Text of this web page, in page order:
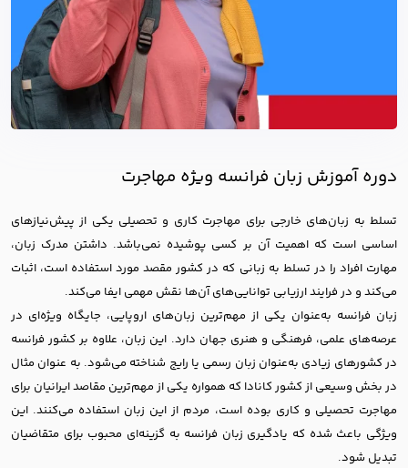
دوره آموزش زبان فرانسه ویژه مهاجرت
تسلط به زبان‌های خارجی برای مهاجرت کاری و تحصیلی یکی از پیش‌نیازهای
اساسی است که اهمیت آن بر کسی پوشیده نمی‌باشد. داشتن مدرک زبان،
مهارت افراد را در تسلط به زبانی که در کشور مقصد مورد استفاده است، اثبات
می‌کند و در فرایند ارزیابی توانایی‌های آن‌ها نقش مهمی ایفا می‌کند.
زبان فرانسه به‌عنوان یکی از مهم‌ترین زبان‌های اروپایی، جایگاه ویژه‌ای در
عرصه‌های علمی، فرهنگی و هنری جهان دارد. این زبان، علاوه بر کشور فرانسه
در کشورهای زیادی به‌عنوان زبان رسمی یا رایج شناخته می‌شود. به عنوان مثال
در بخش وسیعی از کشور کانادا که همواره یکی از مهم‌ترین مقاصد ایرانیان برای
مهاجرت تحصیلی و کاری بوده است، مردم از این زبان استفاده می‌کنند. این
ویژگی باعث شده که یادگیری زبان فرانسه به گزینه‌ای محبوب برای متقاضیان
تبدیل شود.